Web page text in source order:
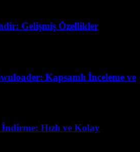
Gelişmiş Özellikler
Kapsamlı İnceleme ve
Hızlı ve Kolay